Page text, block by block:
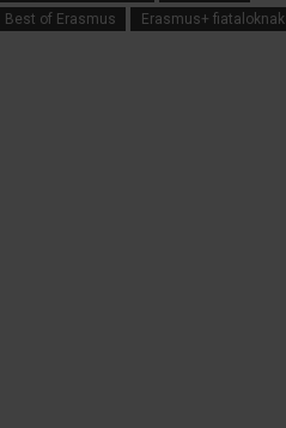
Best of Erasmus
Erasmus+ fiataloknak